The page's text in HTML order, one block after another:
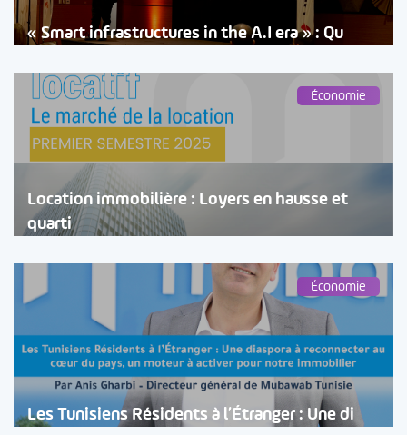
« Smart infrastructures in the A.I era » : Qu
Économie
Location immobilière : Loyers en hausse et
quarti
Économie
Les Tunisiens Résidents à l’Étranger : Une di